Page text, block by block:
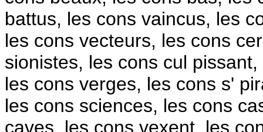
battus, les cons vaincus, les
les cons vecteurs, les cons
sionistes, les cons cul
les cons verges, les cons s'
les cons sciences, les cons
caves, les cons vexent, les